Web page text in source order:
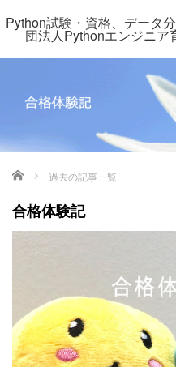
Python試験・資格、データ
団法人Pythonエンジニ
ホーム 過去の記事一覧
合格体験記